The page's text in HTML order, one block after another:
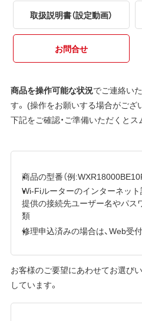
取扱説明書（設定動画）
お問合せ
商品を操作可能な状況でご連絡い
す。 (操作をお願いする場合がござ
下記をご確認・ご準備いただくとス
商品の型番（例
Wi-Fiルーターのインターネッ
提供の接続先ユーザー名やパス
類
修理申込済みの場合は、Web受付
お客様のご要望にあわせてお選び
しています。